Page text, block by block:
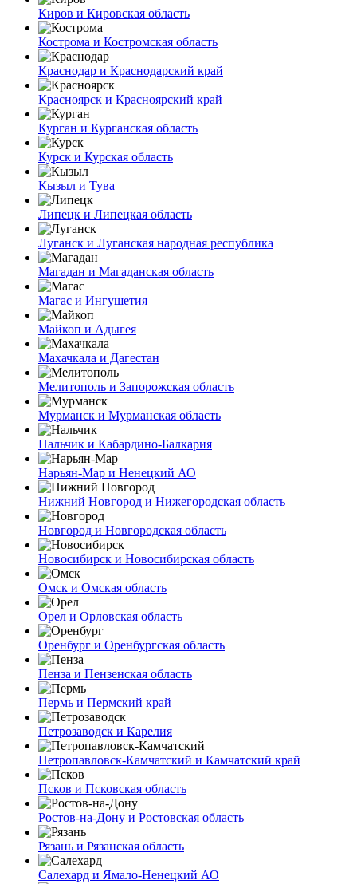
Киров и Кировская область
Кострома и Костромская область
Краснодар и Краснодарский край
Красноярск и Красноярский край
Курган и Курганская область
Курск и Курская область
Кызыл и Тува
Липецк и Липецкая область
Луганск и Луганская народная республика
Магадан и Магаданская область
Магас и Ингушетия
Майкоп и Адыгея
Махачкала и Дагестан
Мелитополь и Запорожская область
Мурманск и Мурманская область
Нальчик и Кабардино-Балкария
Нарьян-Мар и Ненецкий АО
Нижний Новгород и Нижегородская область
Новгород и Новгородская область
Новосибирск и Новосибирская область
Омск и Омская область
Орел и Орловская область
Оренбург и Оренбургская область
Пенза и Пензенская область
Пермь и Пермский край
Петрозаводск и Карелия
Петропавловск-Камчатский и Камчатский край
Псков и Псковская область
Ростов-на-Дону и Ростовская область
Рязань и Рязанская область
Салехард и Ямало-Ненецкий АО